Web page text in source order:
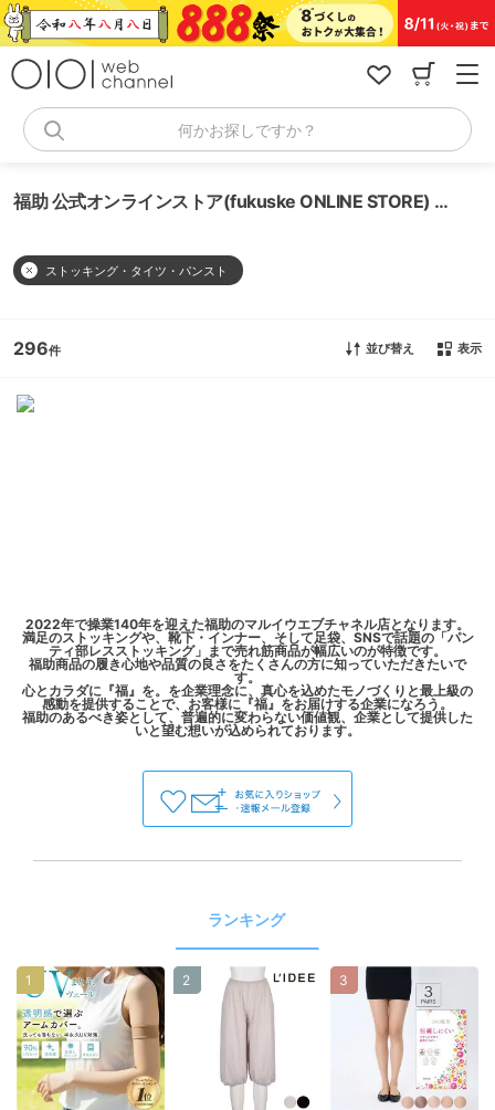
コ
ン
何かお探しですか？
福助 公式オンラインストア(fukuske ONLINE STORE) ストッキング・タイツ・パンスト
ストッキング・タイツ・パンスト
296 並び替え 表示
2022年で操業140年を迎えた福助のマルイウエブチャネル店となります。
満足のストッキングや、靴下・インナー、そして足袋、SNSで話題の「パン
ティ部レスストッキング」まで売れ筋商品が幅広いのが特徴です。
福助商品の履き心地や品質の良さをたくさんの方に知っていただきたいで
す。
心とカラダに『福』を。を企業理念に、真心を込めたモノづくりと最上級の
感動を提供することで、お客様に『福』をお届けする企業になろう。
福助のあるべき姿として、普遍的に変わらない価値観、企業として提供した
ランキング
1 2 3